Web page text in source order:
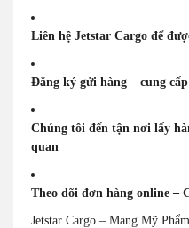
Liên hệ Jetstar Cargo để
Đăng ký gửi hàng – cung
Chúng tôi đến tận nơi lấy
quan
Theo dõi đơn hàng online –
Jetstar Cargo – Mang Mỹ